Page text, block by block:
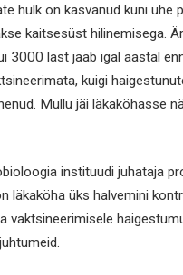
hulk on kasvanud kuni ühe
kaitsesüst hilinemisega.
3000 last jääb igal aastal
kuigi
Mullu jäi läkaköhasse
instituudi juhataja
läkaköha üks halvemini
vaktsineerimisele